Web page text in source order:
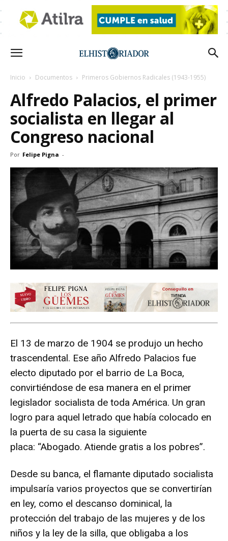
Inicio Documentos Primeros Gobiernos Radicales (1943-1955)
Alfredo Palacios, el primer
socialista en llegar al
Congreso nacional
Por Felipe Pigna -
El 13 de marzo de 1904 se produjo un hecho
trascendental. Ese año Alfredo Palacios fue
electo diputado por el barrio de La Boca,
convirtiéndose de esa manera en el primer
legislador socialista de toda América. Un gran
logro para aquel letrado que había colocado en
la puerta de su casa la siguiente
placa: “Abogado. Atiende gratis a los pobres”.
Desde su banca, el flamante diputado socialista
impulsaría varios proyectos que se convertirían
en ley, como el descanso dominical, la
protección del trabajo de las mujeres y de los
niños y la ley de la silla, que obligaba a los